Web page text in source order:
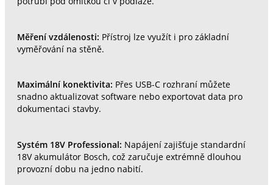
Měření vzdálenosti: Přístroj lze využít i pro základní
vyměřování na stěně.
Maximální konektivita: Přes USB-C rozhraní můžete
snadno aktualizovat software nebo exportovat data pro
dokumentaci stavby.
Systém 18V Professional: Napájení zajišťuje standardní
18V akumulátor Bosch, což zaručuje extrémně dlouhou
provozní dobu na jedno nabití.